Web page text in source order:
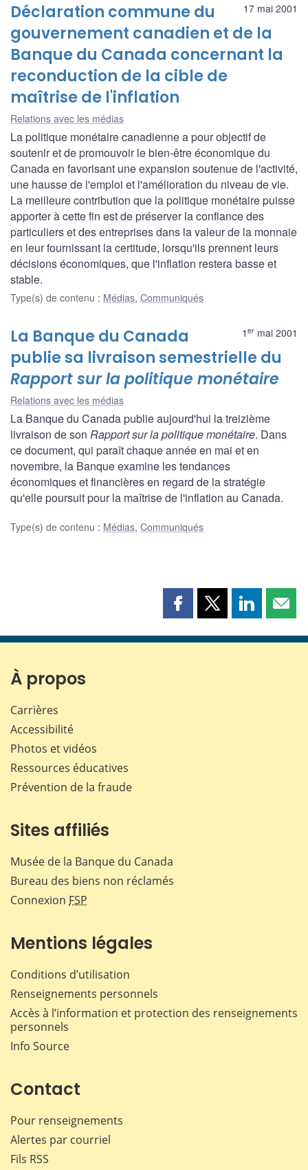
17 mai 2001
Déclaration commune du
gouvernement canadien et de la
Banque du Canada concernant la
reconduction de la cible de
maîtrise de l'inflation
Relations avec les médias
La politique monétaire canadienne a pour objectif de
soutenir et de promouvoir le bien-être économique du
Canada en favorisant une expansion soutenue de l'activité,
une hausse de l'emploi et l'amélioration du niveau de vie.
La meilleure contribution que la politique monétaire puisse
apporter à cette fin est de préserver la confiance des
particuliers et des entreprises dans la valeur de la monnaie
en leur fournissant la certitude, lorsqu'ils prennent leurs
décisions économiques, que l'inflation restera basse et
stable.
Type(s) de contenu : Médias, Communiqués
1 er mai 2001
La Banque du Canada
publie sa livraison semestrielle du
Rapport sur la politique monétaire
Relations avec les médias
La Banque du Canada publie aujourd'hui la treizième
livraison de son Rapport sur la politique monétaire. Dans
ce document, qui paraît chaque année en mai et en
novembre, la Banque examine les tendances
économiques et financières en regard de la stratégie
qu'elle poursuit pour la maîtrise de l'inflation au Canada.
Type(s) de contenu : Médias, Communiqués
Partager
page
Partager
page
Partager
page page
À propos
Carrières
Accessibilité
Photos et vidéos
Ressources éducatives
Prévention de la fraude
Sites affiliés
Musée de la Banque du Canada
Bureau des biens non réclamés
Connexion FSP
Mentions légales
Conditions d’utilisation
Renseignements personnels
Accès à l’information et protection des renseignements
personnels
Info Source
Contact
Pour renseignements
Alertes par courriel
Fils RSS